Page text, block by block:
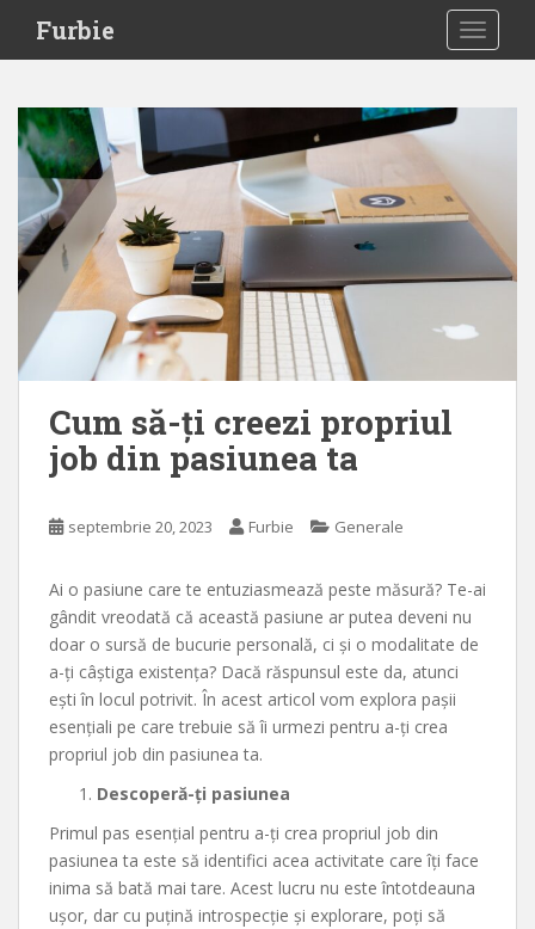
i
Furbie
Cum să-ți creezi propriul
job din pasiunea ta
septembrie 20, 2023 Furbie Generale
Ai o pasiune care te entuziasmează peste măsură? Te-ai
gândit vreodată că această pasiune ar putea deveni nu
doar o sursă de bucurie personală, ci și o modalitate de
a-ți câștiga existența? Dacă răspunsul este da, atunci
ești în locul potrivit. În acest articol vom explora pașii
esențiali pe care trebuie să îi urmezi pentru a-ți crea
propriul job din pasiunea ta.
Descoperă-ți pasiunea
Primul pas esențial pentru a-ți crea propriul job din
pasiunea ta este să identifici acea activitate care îți face
inima să bată mai tare. Acest lucru nu este întotdeauna
ușor, dar cu puțină introspecție și explorare, poți să